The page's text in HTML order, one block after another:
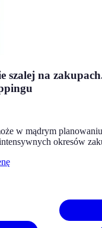
szalej na
w mądrym
okresów